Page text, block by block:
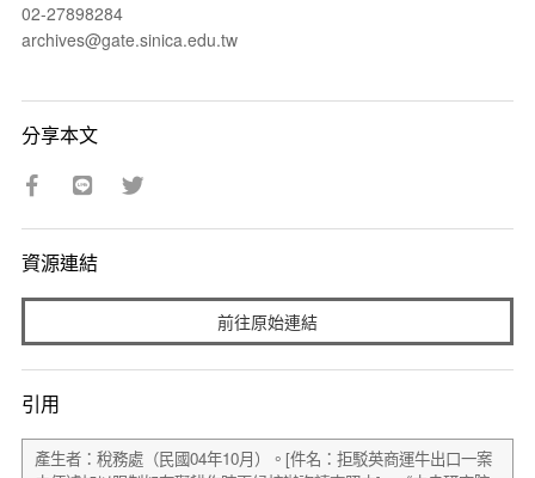
02-27898284
archives@gate.sinica.edu.tw
分享本文
資源連結
前往原始連結
引用